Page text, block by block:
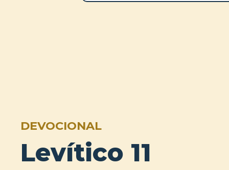
DEVOCIONAL
Levítico 11